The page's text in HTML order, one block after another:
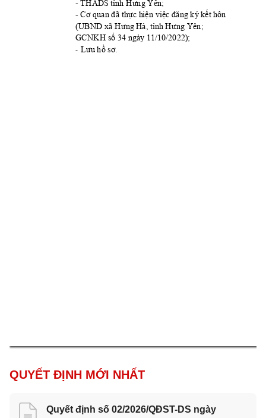
- THADS tỉnh Hưng Yên;
- Cơ quan đã thực hiện việc đăng ký kết hôn
(UBND xã Hưng Hà, tỉnh Hưng Yên;
GCNKH số 34 ngày 11/10/2022);
- Lưu hồ sơ.
QUYẾT ĐỊNH MỚI NHẤT
Quyết định số 02/2026/QĐST-DS ngày